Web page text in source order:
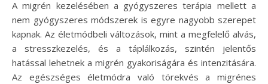
A migrén kezelésében a gyógyszeres terápia mellett a
nem gyógyszeres módszerek is egyre nagyobb szerepet
kapnak. Az életmódbeli változások, mint a megfelelő alvás,
a stresszkezelés, és a táplálkozás, szintén jelentős
hatással lehetnek a migrén gyakoriságára és intenzitására.
Az egészséges életmódra való törekvés a migrénes